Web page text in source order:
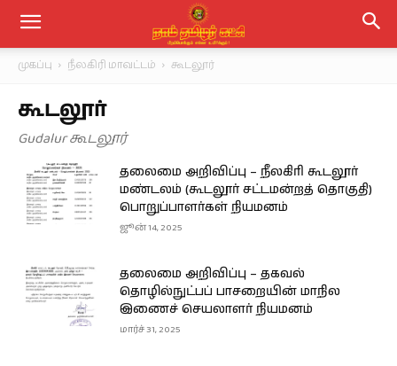
முகப்பு நீலகிரி மாவட்டம் கூடலூர்
கூடலூர்
Gudalur கூடலூர்
தலைமை அறிவிப்பு – நீலகிரி கூடலூர்
மண்டலம் (கூடலூர் சட்டமன்றத் தொகுதி)
பொறுப்பாளர்கள் நியமனம்
ஜூன் 14, 2025
தலைமை அறிவிப்பு – தகவல்
தொழில்நுட்பப் பாசறையின் மாநில
இணைச் செயலாளர் நியமனம்
மார்ச் 31, 2025